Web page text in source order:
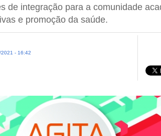
de integração para a comunidade
e promoção da saúde.
- 16:42